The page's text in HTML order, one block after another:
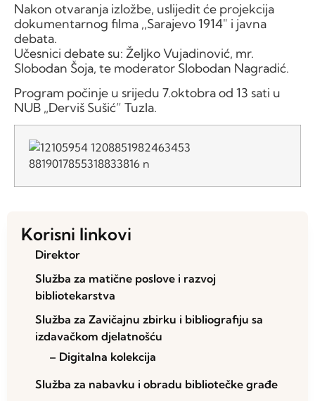
Nakon otvaranja izložbe, uslijedit će projekcija
dokumentarnog filma ,,Sarajevo 1914″ i javna
debata.
Učesnici debate su: Željko Vujadinović, mr.
Slobodan Šoja, te moderator Slobodan Nagradić.
Program počinje u srijedu 7.oktobra od 13 sati u
NUB „Derviš Sušić” Tuzla.
Korisni linkovi
Direktor
Služba za matične poslove i razvoj
bibliotekarstva
Služba za Zavičajnu zbirku i bibliografiju sa
izdavačkom djelatnošću
– Digitalna kolekcija
Služba za nabavku i obradu bibliotečke građe